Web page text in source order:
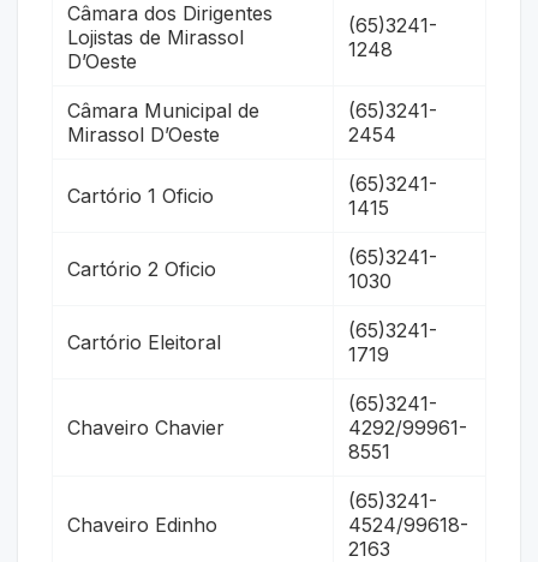
Câmara dos Dirigentes
Lojistas de Mirassol
D’Oeste
(65)3241-
1248
Câmara Municipal de
Mirassol D’Oeste
(65)3241-
2454
Cartório 1 Oficio
(65)3241-
1415
Cartório 2 Oficio
(65)3241-
1030
Cartório Eleitoral
(65)3241-
1719
Chaveiro Chavier
(65)3241-
4292/99961-
8551
Chaveiro Edinho
(65)3241-
4524/99618-
2163